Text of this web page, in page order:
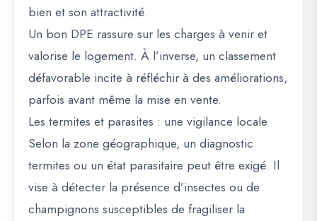
bien et son attractivité.
Un bon DPE rassure sur les charges à venir et
valorise le logement. À l’inverse, un classement
défavorable incite à réfléchir à des améliorations,
parfois avant même la mise en vente.
Les termites et parasites : une vigilance locale
Selon la zone géographique, un diagnostic
termites ou un état parasitaire peut être exigé. Il
vise à détecter la présence d’insectes ou de
champignons susceptibles de fragiliser la